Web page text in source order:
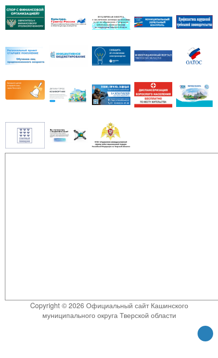
Copyright © 2026 Официальный сайт Кашинского
муниципального округа Тверской области